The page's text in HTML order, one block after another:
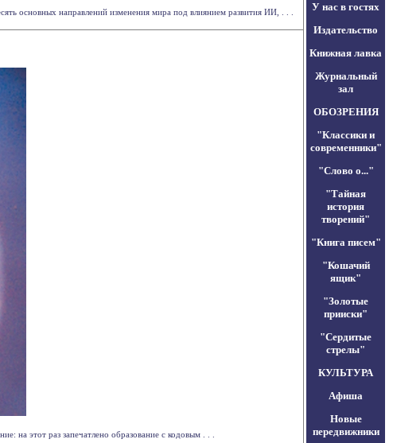
основных направлений изменения мира под влиянием развития ИИ, . . .
на этот раз запечатлено образование с кодовым . . .
У нас в гостях
Издательство
Книжная лавка
Журнальный
зал
ОБОЗРЕНИЯ
"Классики и
современники"
"Слово о..."
"Тайная
история
творений"
"Книга писем"
"Кошачий
ящик"
"Золотые
прииски"
"Сердитые
стрелы"
КУЛЬТУРА
Афиша
Новые
передвижники